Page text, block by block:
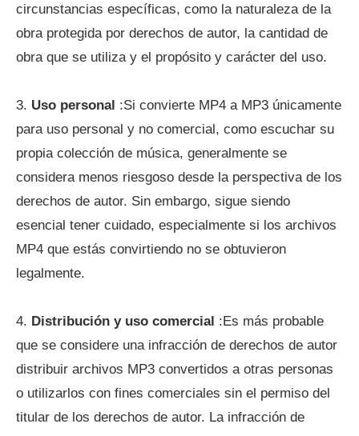
circunstancias específicas, como la naturaleza de la
obra protegida por derechos de autor, la cantidad de
obra que se utiliza y el propósito y carácter del uso.
3. Uso personal :Si convierte MP4 a MP3 únicamente
para uso personal y no comercial, como escuchar su
propia colección de música, generalmente se
considera menos riesgoso desde la perspectiva de los
derechos de autor. Sin embargo, sigue siendo
esencial tener cuidado, especialmente si los archivos
MP4 que estás convirtiendo no se obtuvieron
legalmente.
4. Distribución y uso comercial :Es más probable
que se considere una infracción de derechos de autor
distribuir archivos MP3 convertidos a otras personas
o utilizarlos con fines comerciales sin el permiso del
titular de los derechos de autor. La infracción de